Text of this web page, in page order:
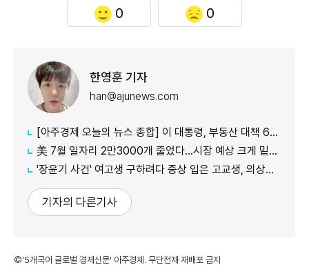
0 0
한영훈 기자
han@ajunews.com
[아주경제 오늘의 뉴스 종합] 이 대통령, 부동산 대책 6시간 점검…"기존 방식 벗어나 과감히 실행" 外
美 7월 일자리 2만3000개 줄었다…시장 예상 크게 밑돈 '고용 쇼크'
'장윤기 사건' 여고생 구하려다 중상 입은 고교생, 의상자 인정
기자의 다른기사
©'5개국어 글로벌 경제신문' 아주경제. 무단전재·재배포 금지